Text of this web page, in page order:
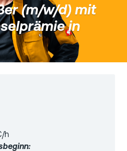
(m/w/d) mit
in
h